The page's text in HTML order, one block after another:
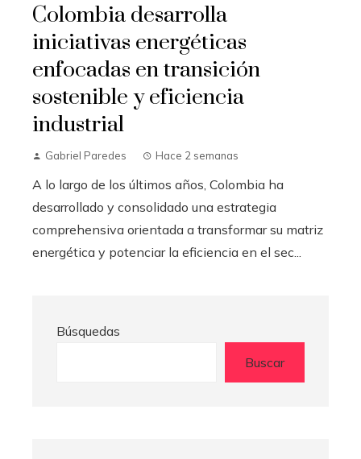
Colombia desarrolla
iniciativas energéticas
enfocadas en transición
sostenible y eficiencia
industrial
Gabriel Paredes Hace 2 semanas
A lo largo de los últimos años, Colombia ha
desarrollado y consolidado una estrategia
comprehensiva orientada a transformar su matriz
energética y potenciar la eficiencia en el sec...
Búsquedas
Buscar